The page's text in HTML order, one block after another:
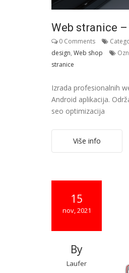
Web stranice
0 Comments
design, Web shop
stranice
Izrada profesionalnih
Android aplikacija.
seo optimizacija
Više info
15
nov, 2021
By
Laufer